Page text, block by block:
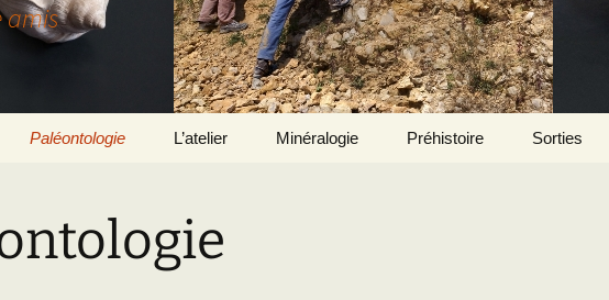
amis
Paléontologie
Le Bassin Parisien
L’atelier Minéralogie Préhistoire Sorties